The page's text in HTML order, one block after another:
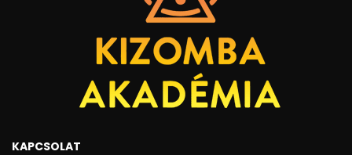
KAPCSOLAT